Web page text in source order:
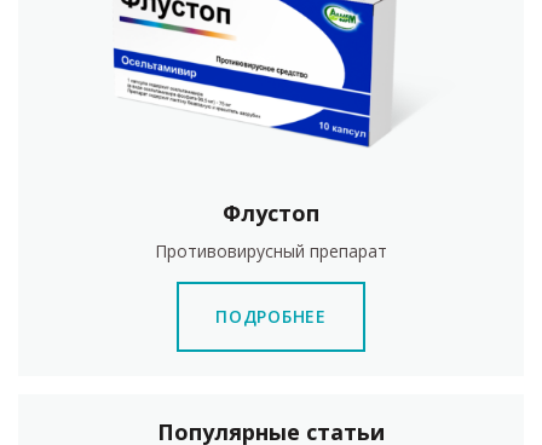
Флустоп
Противовирусный препарат
ПОДРОБНЕЕ
Популярные статьи